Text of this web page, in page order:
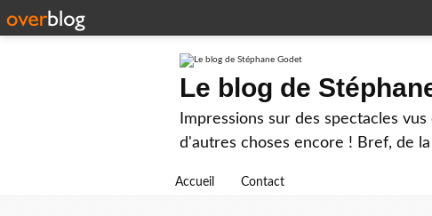
Le blog de
Impressions sur des spectacles
d'autres choses encore ! Bref, de
Accueil Contact